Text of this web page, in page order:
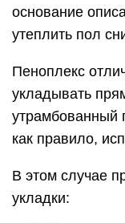
основание
утеплить пол
Пеноплекс
укладывать
утрамбованный
как правило,
В этом случае
укладки: